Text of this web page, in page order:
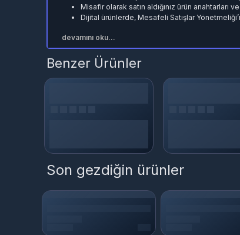
Misafir olarak satın aldığınız ürün anahtarları
Dijital ürünlerde, Mesafeli Satışlar
devamını oku...
Benzer Ürünler
Son gezdiğin ürünler